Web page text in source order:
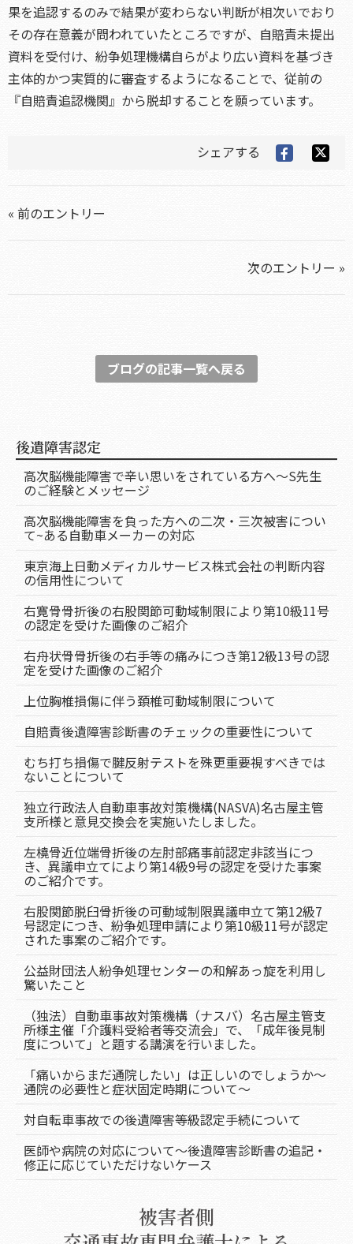
果を追認するのみで結果が変わらない判断が相次いでおり
その存在意義が問われていたところですが、自賠責未提出
資料を受付け、紛争処理機構自らがより広い資料を基づき
主体的かつ実質的に審査するようになることで、従前の
『自賠責追認機関』から脱却することを願っています。
シェアする
« 前のエントリー
次のエントリー »
ブログの記事一覧へ戻る
後遺障害認定
高次脳機能障害で辛い思いをされている方へ～S先生
のご経験とメッセージ
高次脳機能障害を負った方への二次・三次被害につい
て~ある自動車メーカーの対応
東京海上日動メディカルサービス株式会社の判断内容
の信用性について
右寛骨骨折後の右股関節可動域制限により第10級11号
の認定を受けた画像のご紹介
右舟状骨骨折後の右手等の痛みにつき第12級13号の認
定を受けた画像のご紹介
上位胸椎損傷に伴う頚椎可動域制限について
自賠責後遺障害診断書のチェックの重要性について
むち打ち損傷で腱反射テストを殊更重要視すべきでは
ないことについて
独立行政法人自動車事故対策機構(NASVA)名古屋主管
支所様と意見交換会を実施いたしました。
左橈骨近位端骨折後の左肘部痛事前認定非該当につ
き、異議申立てにより第14級9号の認定を受けた事案
のご紹介です。
右股関節脱臼骨折後の可動域制限異議申立て第12級7
号認定につき、紛争処理申請により第10級11号が認定
された事案のご紹介です。
公益財団法人紛争処理センターの和解あっ旋を利用し
驚いたこと
（独法）自動車事故対策機構（ナスバ）名古屋主管支
所様主催「介護料受給者等交流会」で、「成年後見制
度について」と題する講演を行いました。
「痛いからまだ通院したい」は正しいのでしょうか～
通院の必要性と症状固定時期について～
対自転車事故での後遺障害等級認定手続について
医師や病院の対応について～後遺障害診断書の追記・
修正に応じていただけないケース
被害者側